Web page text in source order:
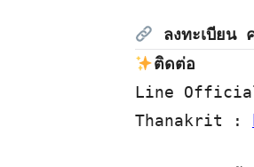
ลงทะเบียน
Line
Thanakrit :